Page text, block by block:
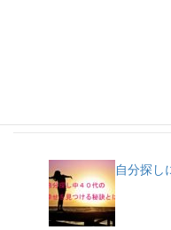
自分探し